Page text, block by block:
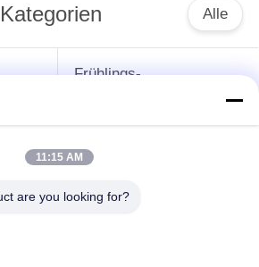
Alle
Frühlings-
Frühlings-
verbiegende
11:15 AM
are you looking for?